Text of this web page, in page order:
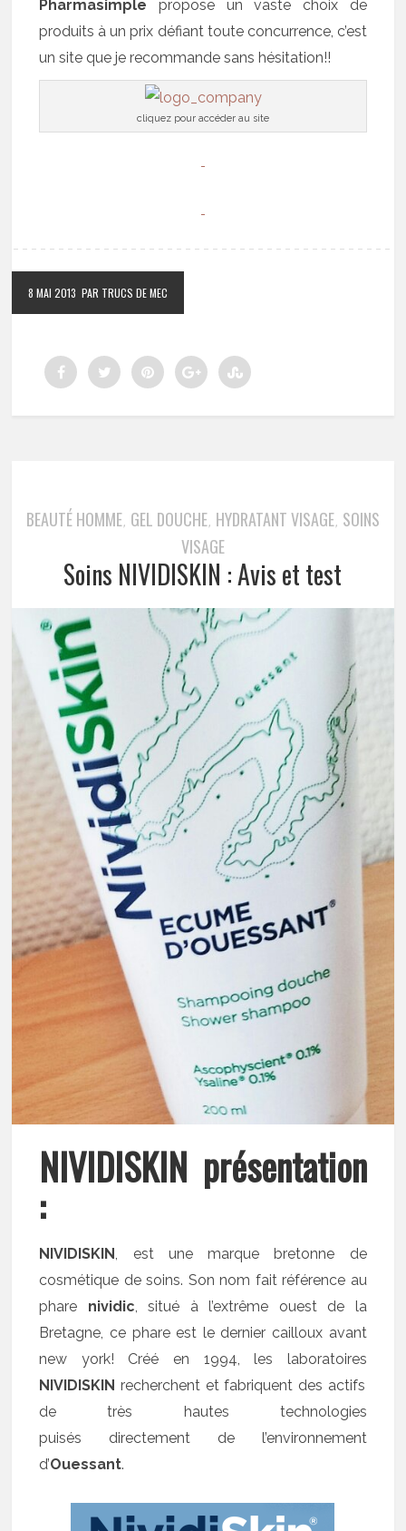
Pharmasimple propose un vaste choix de
produits à un prix défiant toute concurrence, c’est
un site que je recommande sans hésitation!!
cliquez pour accéder au site
8 MAI 2013 PAR TRUCS DE MEC
BEAUTÉ HOMME, GEL DOUCHE, HYDRATANT VISAGE, SOINS
VISAGE
Soins NIVIDISKIN : Avis et test
NIVIDISKIN présentation
:
NIVIDISKIN, est une marque bretonne de
cosmétique de soins. Son nom fait référence au
phare nividic, situé à l’extrême ouest de la
Bretagne, ce phare est le dernier cailloux avant
new york! Créé en 1994, les laboratoires
NIVIDISKIN recherchent et fabriquent des actifs
de très hautes technologies
puisés directement de l’environnement
d’Ouessant.